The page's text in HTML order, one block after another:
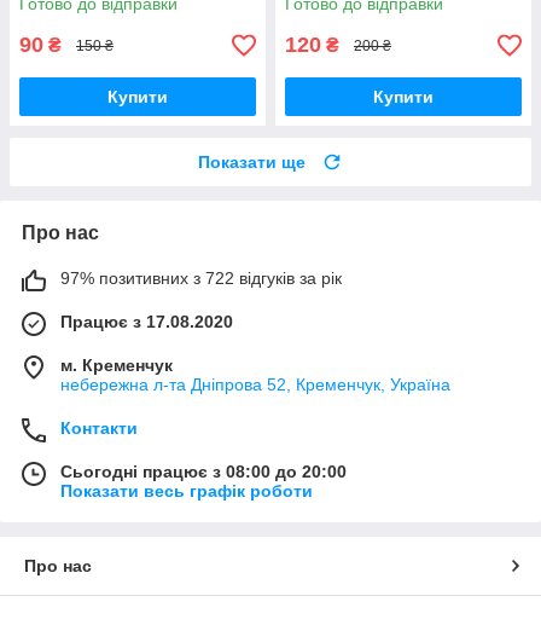
Готово до відправки
90 ₴ 150 ₴
Купити
Готово до відправки
120 ₴ 200 ₴
Купити
Показати ще
Про нас
97% позитивних з 722 відгуків за рік
Працює з 17.08.2020
м. Кременчук
небережна л-та Дніпрова 52, Кременчук, Україна
Контакти
Сьогодні працює з 08:00 до 20:00
Показати весь графік роботи
Про нас